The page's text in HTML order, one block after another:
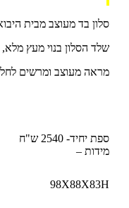
סלון בד מעוצב מבית
שלד הסלון בנוי מעץ מלא,
מראה מעוצב ומרשים
ספת יחיד- 2540 ש"ח
מידות –
98X88X83H